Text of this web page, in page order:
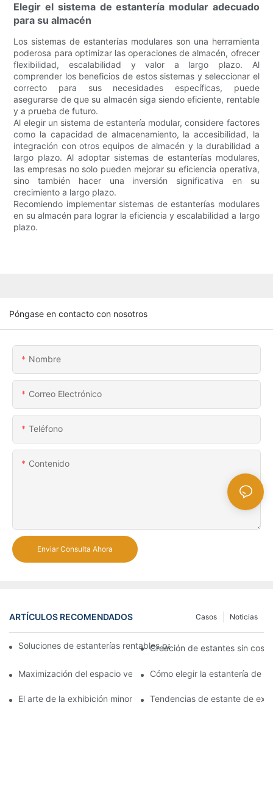
Elegir el sistema de estantería modular adecuado
para su almacén
Los sistemas de estanterías modulares son una herramienta
poderosa para optimizar las operaciones de almacén, ofrecer
flexibilidad, escalabilidad y valor a largo plazo. Al
comprender los beneficios de estos sistemas y seleccionar el
correcto para sus necesidades específicas, puede
asegurarse de que su almacén siga siendo eficiente, rentable
y a prueba de futuro.
Al elegir un sistema de estantería modular, considere factores
como la capacidad de almacenamiento, la accesibilidad, la
integración con otros equipos de almacén y la durabilidad a
largo plazo. Al adoptar sistemas de estanterías modulares,
las empresas no solo pueden mejorar su eficiencia operativa,
sino también hacer una inversión significativa en su
crecimiento a largo plazo.
Recomiendo implementar sistemas de estanterías modulares
en su almacén para lograr la eficiencia y escalabilidad a largo
plazo.
Póngase en contacto con nosotros
Nombre
Correo Electrónico
Teléfono
Contenido
Enviar Consulta Ahora
ARTÍCULOS RECOMENDADOS Noticias
Casos
Soluciones de estanterías rentables para supermercados: un
Creación de estantes sin
Maximización del espacio vertical con diseños creativos de
Cómo elegir la estantería de
El arte de la exhibición minorista: eligiendo los mejores
Tendencias de estante de